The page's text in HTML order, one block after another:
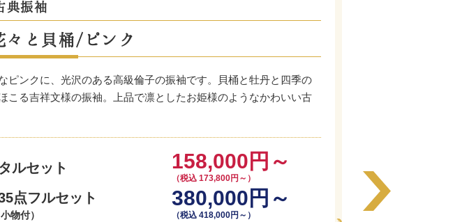
典振袖
々と貝桶/ピンク
ピンクに、光沢のある高級倫子の振袖です。貝桶と牡丹と四季の
こる吉祥文様の振袖。上品で凛としたお姫様のようなかわいい古
ルセット 158,000円～
（税込 173,800円～）
点フルセット
物付）
380,000円～
（税込 418,000円～）